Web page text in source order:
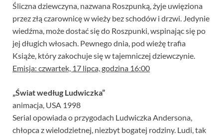
Śliczna dziewczyna, nazwana Roszpunką, żyje uwięziona
przez złą czarownicę w wieży bez schodów i drzwi. Jedynie
wiedźma, może dostać się do Roszpunki, wspinając się po
jej długich włosach. Pewnego dnia, pod wieżę trafia
Książe, który zakochuje się w tajemniczej dziewczynie.
Emisja: czwartek, 17 lipca, godzina 16:00
„Świat według Ludwiczka”
animacja, USA 1998
Serial opowiada o przygodach Ludwiczka Andersona,
chłopca z wielodzietnej, niezbyt bogatej rodziny. Ludi, tak